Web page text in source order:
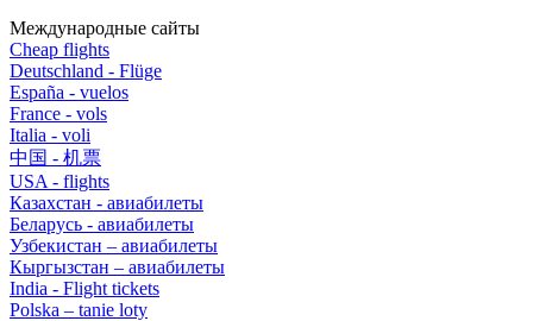
Международные сайты
Cheap flights
Deutschland - Flüge
España - vuelos
France - vols
Italia - voli
中国 - 机票
USA - flights
Казахстан - авиабилеты
Беларусь - авиабилеты
Узбекистан – авиабилеты
Кыргызстан – авиабилеты
India - Flight tickets
Polska – tanie loty